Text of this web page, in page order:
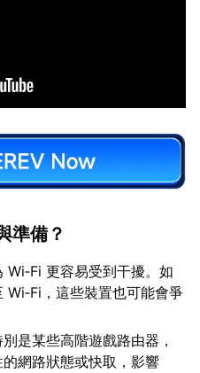
準備？
更容易受到干擾。如
，這些裝置也可能會爭
是某些高階遊戲路由器，
網路狀態或快取，影響